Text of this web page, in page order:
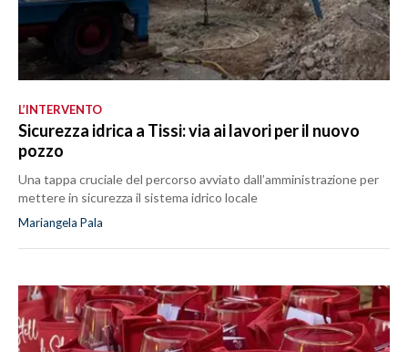
L’INTERVENTO
Sicurezza idrica a Tissi: via ai lavori per il nuovo
pozzo
Una tappa cruciale del percorso avviato dall’amministrazione per
mettere in sicurezza il sistema idrico locale
Mariangela Pala